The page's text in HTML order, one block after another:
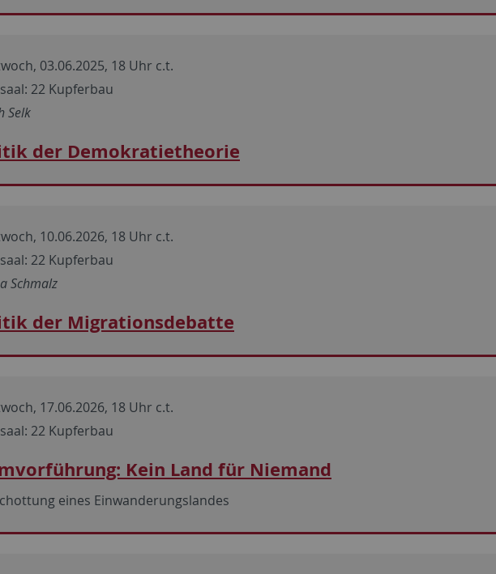
03.06.2025, 18 Uhr c.t.
22 Kupferbau
Selk
der Demokratietheorie
10.06.2026, 18 Uhr c.t.
22 Kupferbau
Schmalz
der Migrationsdebatte
17.06.2026, 18 Uhr c.t.
22 Kupferbau
Kein Land für Niemand
eines Einwanderungslandes